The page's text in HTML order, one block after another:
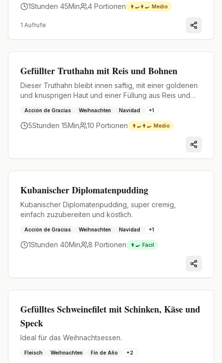
1Stunden 45Min 4 Portionen 👨‍🍳👨‍🍳 Medio
1 Aufrufe
Gefüllter Truthahn mit Reis und Bohnen
Dieser Truthahn bleibt innen saftig, mit einer goldenen
und knusprigen Haut und einer Füllung aus Reis und
Bohnen, die alle Säfte aufnimmt. Ein kubanisches
Rezept, um an Thanksgiving oder Weihnachten zu
triumphieren.
Acción de Gracias Weihnachten Navidad +1
5Stunden 15Min 10 Portionen 👨‍🍳👨‍🍳 Medio
Kubanischer Diplomatenpudding
Kubanischer Diplomatenpudding, super cremig,
einfach zuzubereiten und köstlich.
Acción de Gracias Weihnachten Navidad +1
1Stunden 40Min 8 Portionen 👨‍🍳 Fácil
Gefülltes Schweinefilet mit Schinken, Käse und
Speck
Ideal für das Weihnachtsessen.
Fleisch Weihnachten Fin de Año +2